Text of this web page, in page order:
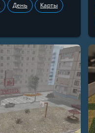
День Карты